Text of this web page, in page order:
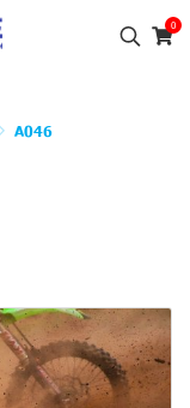
0
A046